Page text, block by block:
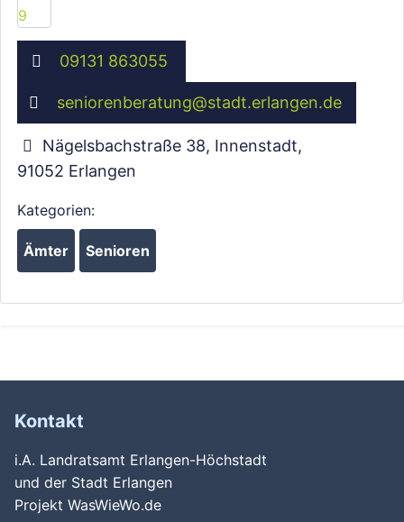
09131 863055
seniorenberatung@stadt.erlangen.de
Nägelsbachstraße 38, Innenstadt,
91052 Erlangen
Kategorien:
Ämter Senioren
Kontakt
i.A. Landratsamt Erlangen-Höchstadt
und der Stadt Erlangen
Projekt WasWieWo.de